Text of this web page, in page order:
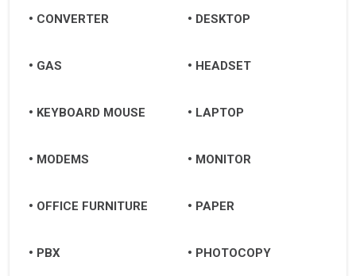
CONVERTER DESKTOP
GAS HEADSET
KEYBOARD MOUSE LAPTOP
MODEMS MONITOR
OFFICE FURNITURE PAPER
PBX PHOTOCOPY